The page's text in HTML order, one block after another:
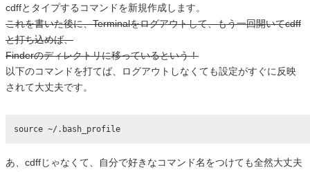
cdffとタイプするコマンドを新規作成します。
これを書いた後に、Terminalをログアウトして、もう一回開いてcdff
と打ち込めば、
Finderのディレクトリに移っているという！
以下のコマンドを打てば、ログアウトしなくても設定がすぐに反映
されて大丈夫です。
あ、cdffじゃなくて、自分で好きなコマンド名をつけても全然大丈夫